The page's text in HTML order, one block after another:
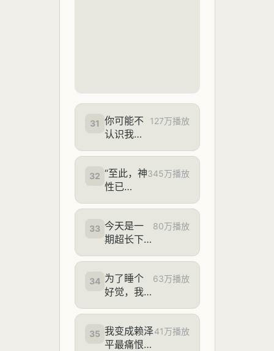
31 你可能不
认识我，
的歌【网
络奇人
#1】
127万播放
32 “至此，神
性已
345万播放
33 今天是一
期超长下
80万播放
34 为了睡个
好觉，我
63万播放
35 我变成赖泽
平最痛恨的
41万播放